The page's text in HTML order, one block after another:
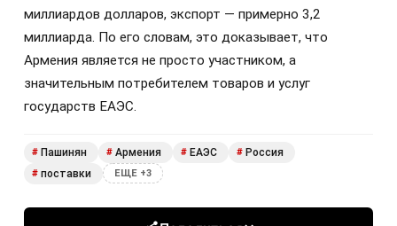
миллиардов долларов, экспорт — примерно 3,2
миллиарда. По его словам, это доказывает, что
Армения является не просто участником, а
значительным потребителем товаров и услуг
государств ЕАЭС.
# Пашинян # Армения # ЕАЭС # Россия
# поставки ЕЩЕ +3